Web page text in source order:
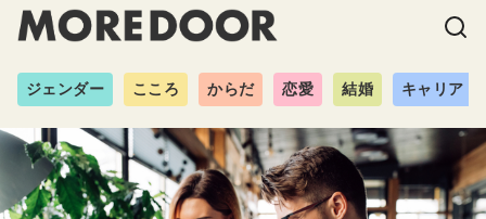
ジェンダー こころ からだ 恋愛 結婚 キャリア